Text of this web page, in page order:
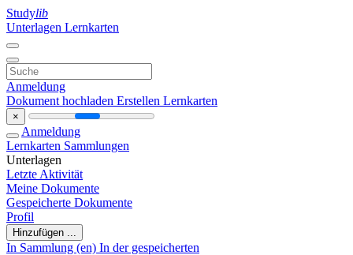
Studylib
Unterlagen Lernkarten
Anmeldung
Dokument hochladen Erstellen Lernkarten
×
Anmeldung
Lernkarten Sammlungen
Unterlagen
Letzte Aktivität
Meine Dokumente
Gespeicherte Dokumente
Profil
Hinzufügen ...
In Sammlung (en) In der gespeicherten